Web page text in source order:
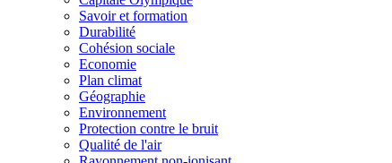
Savoir et formation
Durabilité
Cohésion sociale
Economie
Plan climat
Géographie
Environnement
Protection contre le bruit
Qualité de l'air